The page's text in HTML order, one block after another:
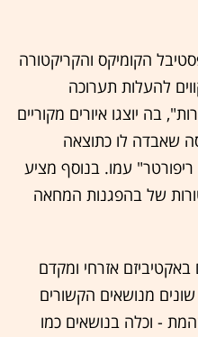
הקומיקס והקריקטורה
להעלות תערוכה
בה יוצגו איורים מקוריים
שאבדה לו כתוצאה
עמו. בנוסף מציע
של בהפגנות המחאה
אזרחי ומקדם
מנושאים הקשורים
- וכלה בנושאים כמו